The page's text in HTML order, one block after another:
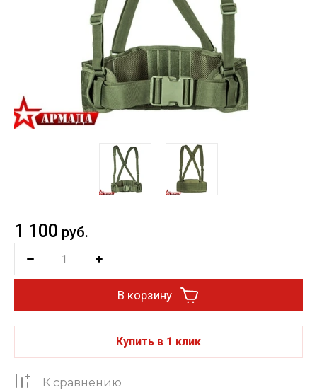
1 100 руб.
В корзину
Купить в 1 клик
К сравнению